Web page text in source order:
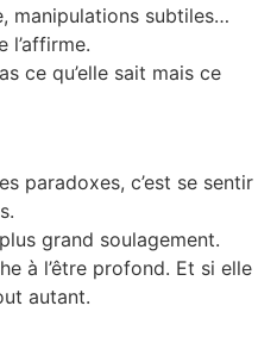
manipulations subtiles…
l’affirme.
ce qu’elle sait mais ce
paradoxes, c’est se sentir
grand soulagement.
à l’être profond. Et si elle
autant.